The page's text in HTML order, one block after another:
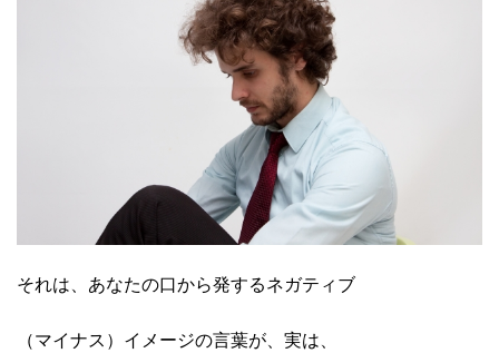
それは、あなたの口から発するネガティブ
（マイナス）イメージの言葉が、実は、